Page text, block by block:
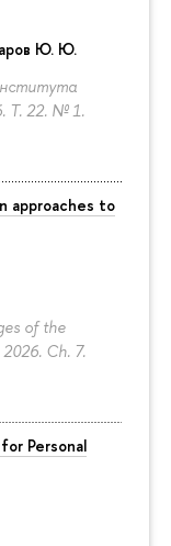
Ю. Ю.
Т. 22. № 1.
approaches to
of the
Ch. 7.
Personal